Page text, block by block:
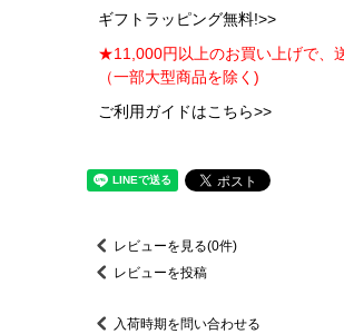
ギフトラッピング無料!>>
★11,000円以上のお買い上げで、
（一部大型商品を除く)
ご利用ガイドはこちら>>
レビューを見る(0件)
レビューを投稿
入荷時期を問い合わせる